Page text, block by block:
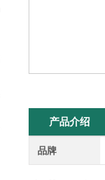
产品介绍
品牌